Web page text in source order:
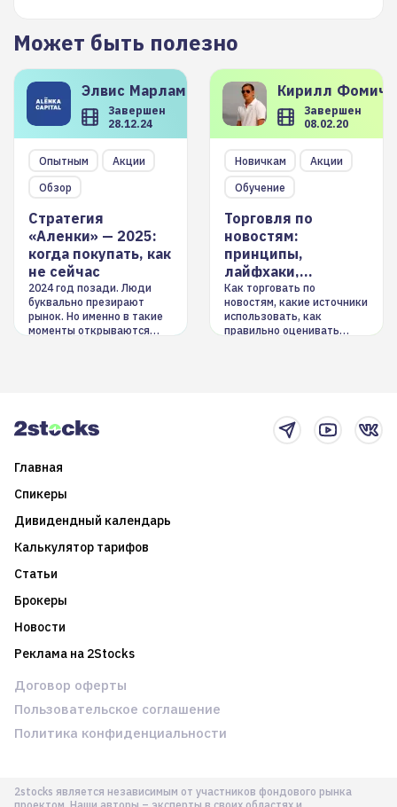
Может быть полезно
Элвис Марламов
Завершен
28.12.24
Опытным
Акции
Обзор
Стратегия
«Аленки» — 2025:
когда покупать, как
не сейчас
2024 год позади. Люди
буквально презирают
рынок. Но именно в такие
моменты открываются
Кирилл
Завершен
08.02.20
Новичкам
Акции
Обучение
Торговля по
новостям:
принципы,
лайфхаки,
инструменты
Как торговать по
новостям, какие источники
использовать, как
правильно оценивать
Главная
Спикеры
Дивидендный календарь
Калькулятор тарифов
Статьи
Брокеры
Новости
Реклама на 2Stocks
2stocks является независимым от участников фондового рынка
Договор оферты
Пользовательское соглашение
Политика конфиденциальности